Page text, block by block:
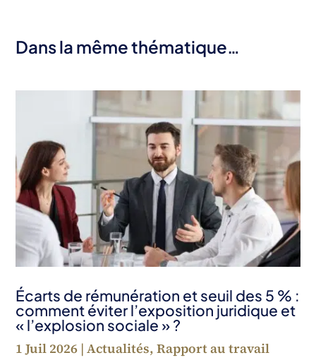
Dans la même thématique…
Écarts de rémunération et seuil des 5 % :
comment éviter l’exposition juridique et
« l’explosion sociale » ?
1 Juil 2026 |Actualités,Rapport au travail